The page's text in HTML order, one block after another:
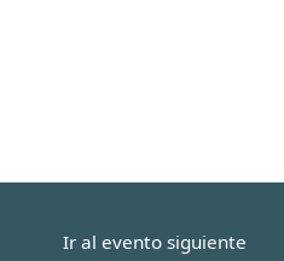
Ir al evento siguiente